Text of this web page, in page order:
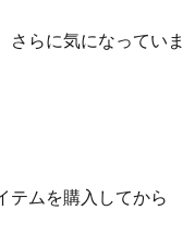
さらに気になってい
テムを購入してから